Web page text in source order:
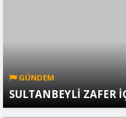
GÜNDEM
SULTANBEYLİ ZAFER